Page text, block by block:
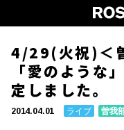
4/29(火祝)＜
「愛のような
定しました。
2014.04.01 ライブ 曽我